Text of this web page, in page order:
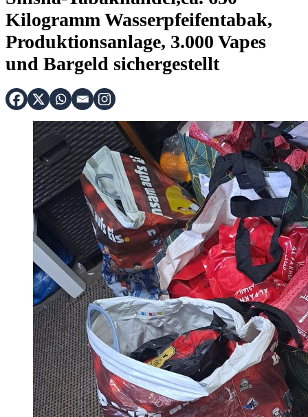
Kilogramm Wasserpfeifentabak,
Produktionsanlage, 3.000 Vapes
und Bargeld sichergestellt